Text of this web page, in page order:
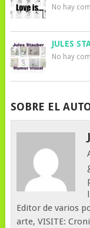
No hay
JULES
No hay
SOBRE EL
Editor de varios
arte, VISITE: